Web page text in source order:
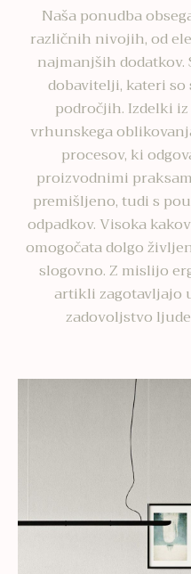
Naša ponudba
različnih nivojih, od
najmanjših
dobavitelji, kateri
področjih. Izdelki
vrhunskega
procesov, ki
proizvodnimi
premišljeno, tudi s
odpadkov. Visoka
omogočata dolgo
slogovno. Z mislijo
artikli zagotavljajo
zadovoljstvo